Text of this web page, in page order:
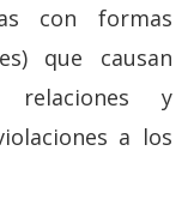
con formas
que causan
y
a los